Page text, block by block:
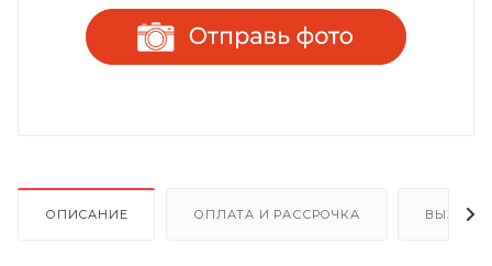
ОПИСАНИЕ ОПЛАТА И РАССРОЧКА ВЫЗОВ